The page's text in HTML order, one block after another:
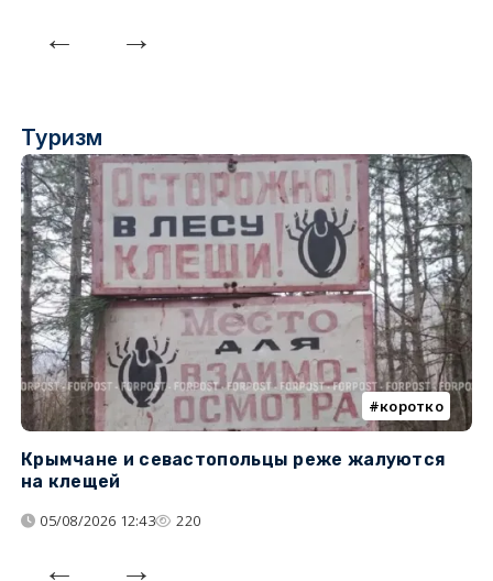
Туризм
коротко
Крымчане и севастопольцы реже жалуются
на клещей
05/08/2026 12:43 220